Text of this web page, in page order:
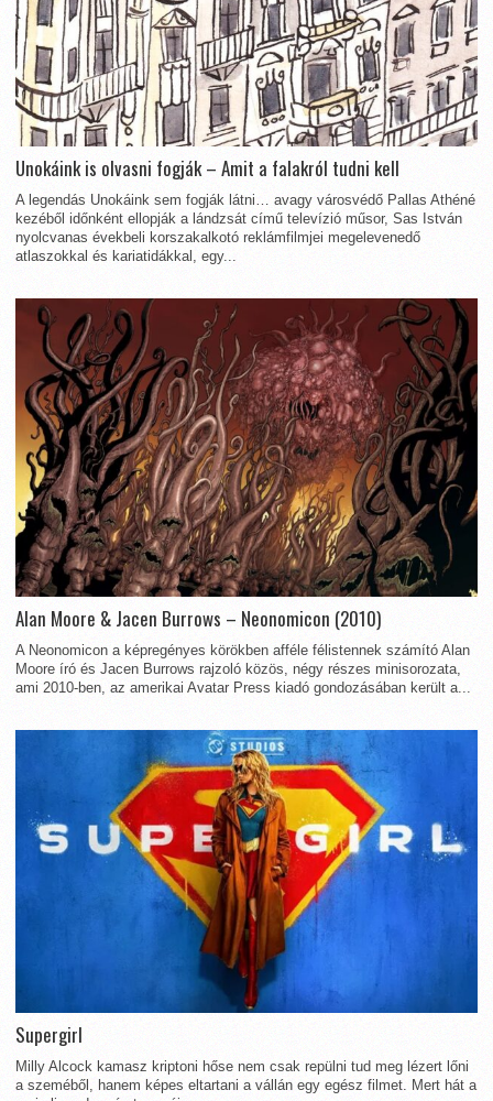
Unokáink is olvasni fogják – Amit a falakról tudni kell
A legendás Unokáink sem fogják látni… avagy városvédő Pallas Athéné
kezéből időnként ellopják a lándzsát című televízió műsor, Sas István
nyolcvanas évekbeli korszakalkotó reklámfilmjei megelevenedő
atlaszokkal és kariatidákkal, egy...
Alan Moore & Jacen Burrows – Neonomicon (2010)
A Neonomicon a képregényes körökben afféle félistennek számító Alan
Moore író és Jacen Burrows rajzoló közös, négy részes minisorozata,
ami 2010-ben, az amerikai Avatar Press kiadó gondozásában került a...
Supergirl
Milly Alcock kamasz kriptoni hőse nem csak repülni tud meg lézert lőni
a szeméből, hanem képes eltartani a vállán egy egész filmet. Mert hát a